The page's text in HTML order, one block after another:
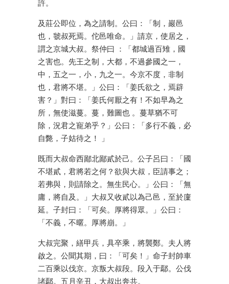
許。
及莊公即位，為之請制。公曰：「制，巖邑
也，虢叔死焉。佗邑唯命。」請京，使居之，
謂之京城大叔。祭仲曰 ：「都城過百雉，國
之害也。先王之制，大都，不過參國之一，
中，五之一，小，九之一。今京不度，非制
也，君將不堪。」公曰：「姜氏欲之，焉辟
害？」對曰：「姜氏何厭之有！不如早為之
所，無使滋蔓。蔓，難圖也 。蔓草猶不可
除，況君之寵弟乎？」公曰：「多行不義，必
自斃，子姑待之！ 」
既而大叔命西鄙北鄙貳於己。公子呂曰：「國
不堪貳，君將若之何？欲與大叔，臣請事之；
若弗與，則請除之。無生民心。」公曰：「無
庸，將自及。」大叔又收貳以為己邑，至於廩
延。子封曰：「可矣。厚將得眾。」公曰：
「不義，不暱。厚將崩。」
大叔完聚，繕甲兵，具卒乘，將襲鄭。夫人將
啟之。公聞其期，曰：「可矣！」命子封帥車
二百乘以伐京。京叛大叔段。段入于鄢。公伐
諸鄢。五月辛丑，大叔出奔共。